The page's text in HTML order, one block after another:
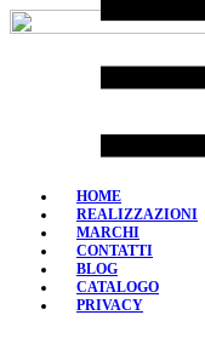
Skip
to
HOME
REALIZZAZIONI
MARCHI
CONTATTI
BLOG
CATALOGO
PRIVACY